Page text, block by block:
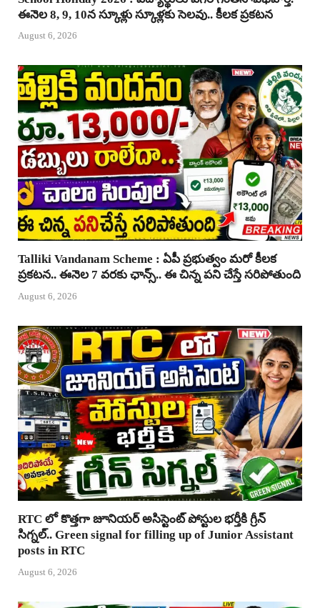
ఈనెల 8, 9, 10న స్కూళ్లు స్కూళ్లకు సెలవు.. కీలక ప్రకటన
August 6, 2026
Talliki Vandanam Scheme : ఏపీ ప్రభుత్వం మరో కీలక
ప్రకటన.. ఈనెల 7 వరకు ఛాన్స్.. ఈ చిన్న పని చేస్తే సరిపోతుంది
August 6, 2026
RTC లో కొత్తగా జూనియర్ అసిస్టెంట్ పోస్టుల భర్తీకి గ్రీన్
సిగ్నల్.. Green signal for filling up of Junior Assistant
posts in RTC
August 6, 2026